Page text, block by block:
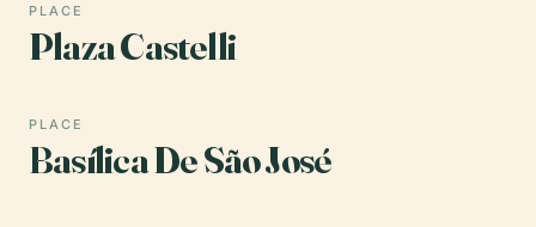
PLACE
Plaza Castelli
PLACE
Basílica De São José